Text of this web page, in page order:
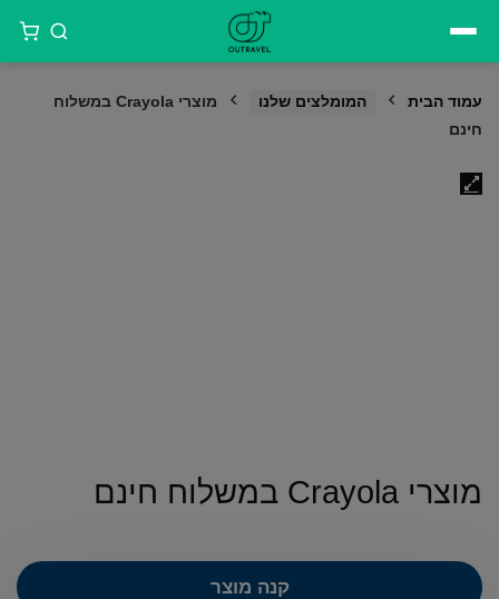
עמוד הבית המומלצים שלנו
מוצרי Crayola במשלוח
חינם
מוצרי Crayola במשלוח חינם
קנה מוצר